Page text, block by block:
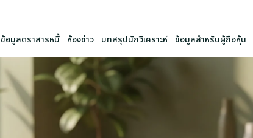
ข้อมูลตราสารหนี้ ห้องข่าว บทสรุปนักวิเคราะห์ ข้อมูลสำหรับผู้ถือหุ้น